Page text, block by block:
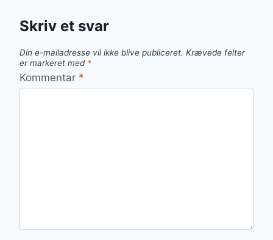
Skriv et svar
Din e-mailadresse vil ikke blive publiceret. Krævede felter
er markeret med *
Kommentar *